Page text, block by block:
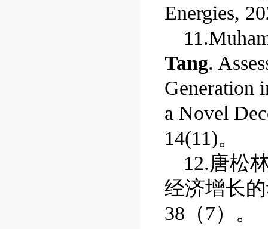
Energies,
Tang.
Generation
a Novel
14(11)。
12.唐松
经济增长
38 （7）。